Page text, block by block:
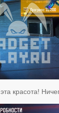
красота!